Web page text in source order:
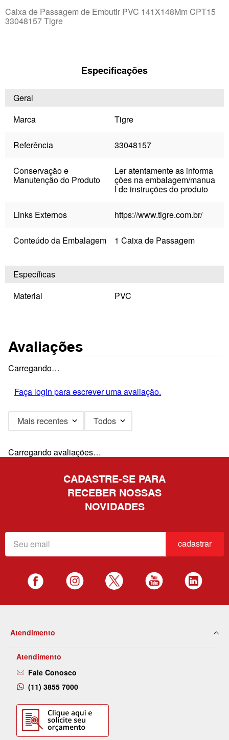
Caixa de Passagem de Embutir PVC 141X148Mm CPT15
33048157 Tigre
Especificações
Geral
Marca
Tigre
Referência 33048157
Conservação e
Manutenção do Produto
Ler atentamente as informa
ções na embalagem/manua
l de instruções do produto
Links Externos https://www.tigre.com.br/
Conteúdo da Embalagem 1 Caixa de Passagem
Específicas
Material
PVC
Avaliações
Carregando…
Faça login para escrever uma avaliação.
Mais recentes Todos
Carregando avaliações…
CADASTRE-SE PARA
RECEBER NOSSAS
NOVIDADES
cadastrar
Atendimento
Atendimento
Fale Conosco
(11) 3855 7000